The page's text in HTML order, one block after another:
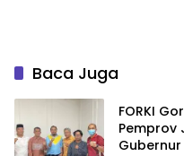
Baca Juga
FORKI
Pemprov
Gubernur